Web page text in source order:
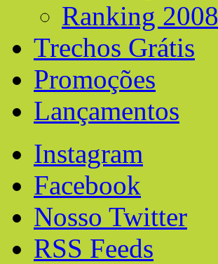
Ranking 2008
Trechos Grátis
Promoções
Lançamentos
Instagram
Facebook
Nosso Twitter
RSS Feeds